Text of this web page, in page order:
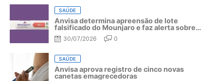
SAÚDE
Anvisa determina apreensão de lote
falsificado do Mounjaro e faz alerta sobre
riscos do medicamento
30/07/2026 0
SAÚDE
Anvisa aprova registro de cinco novas
canetas emagrecedoras